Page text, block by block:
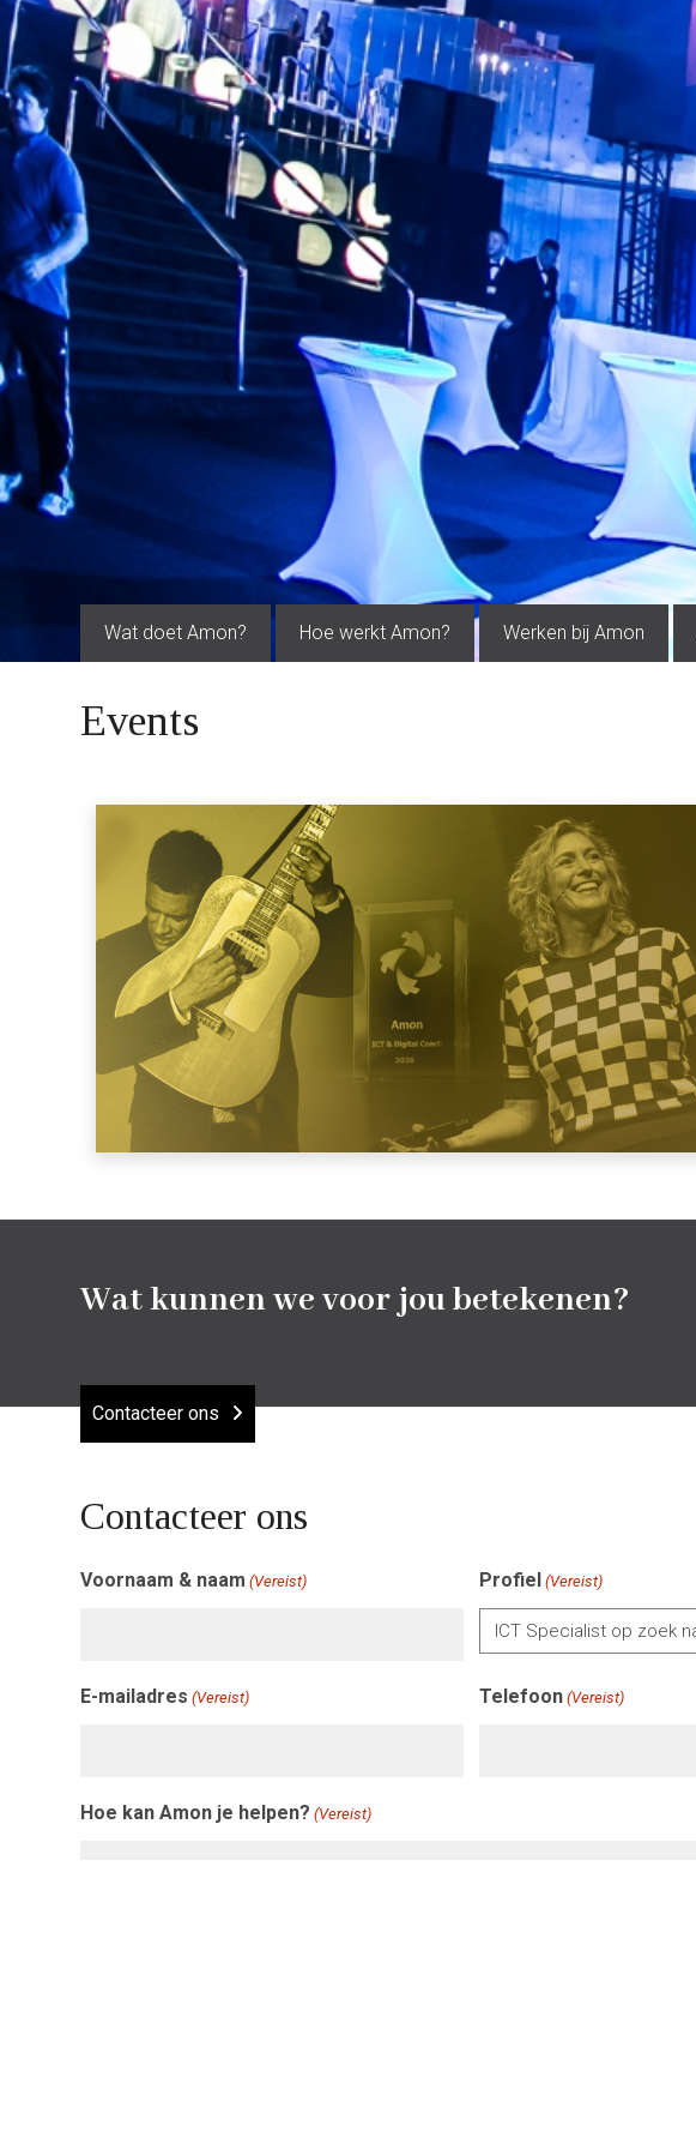
Wat doet Amon? Hoe werkt Amon? Werken bij Amon
Events
Wat kunnen we voor jou betekenen?
Contacteer ons
Contacteer ons
Voornaam & naam (Vereist) Profiel (Vereist)
E-mailadres (Vereist) Telefoon (Vereist)
Hoe kan Amon je helpen? (Vereist)